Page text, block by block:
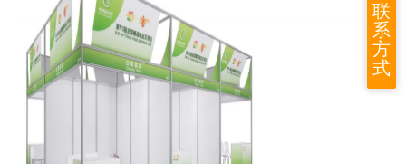
联
系
方
式